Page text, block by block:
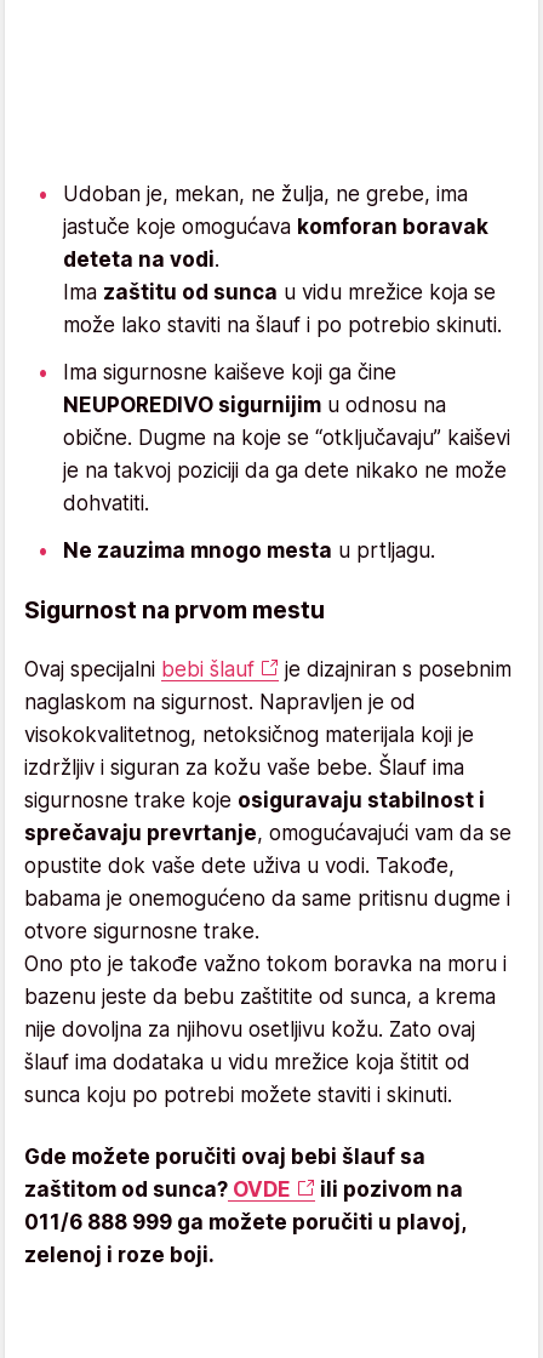
Udoban je, mekan, ne žulja, ne grebe, ima
jastuče koje omogućava komforan boravak
deteta na vodi.
Ima zaštitu od sunca u vidu mrežice koja se
može lako staviti na šlauf i po potrebio skinuti.
Ima sigurnosne kaiševe koji ga čine
NEUPOREDIVO sigurnijim u odnosu na
obične. Dugme na koje se “otključavaju” kaiševi
je na takvoj poziciji da ga dete nikako ne može
dohvatiti.
Ne zauzima mnogo mesta u prtljagu.
Sigurnost na prvom mestu
Ovaj specijalni bebi šlauf
je dizajniran s posebnim
naglaskom na sigurnost. Napravljen je od
visokokvalitetnog, netoksičnog materijala koji je
izdržljiv i siguran za kožu vaše bebe. Šlauf ima
sigurnosne trake koje osiguravaju stabilnost i
sprečavaju prevrtanje, omogućavajući vam da se
opustite dok vaše dete uživa u vodi. Takođe,
babama je onemogućeno da same pritisnu dugme i
otvore sigurnosne trake.
Ono pto je takođe važno tokom boravka na moru i
bazenu jeste da bebu zaštitite od sunca, a krema
nije dovoljna za njihovu osetljivu kožu. Zato ovaj
šlauf ima dodataka u vidu mrežice koja štitit od
sunca koju po potrebi možete staviti i skinuti.
Gde možete poručiti ovaj bebi šlauf sa
zaštitom od sunca? OVDE
ili pozivom na
011/6 888 999 ga možete poručiti u plavoj,
zelenoj i roze boji.